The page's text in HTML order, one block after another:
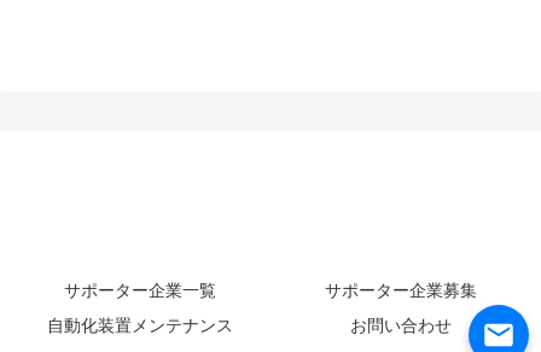
サポーター企業一覧
サポーター企業募集
自動化装置メンテナンス
お問い合わせ